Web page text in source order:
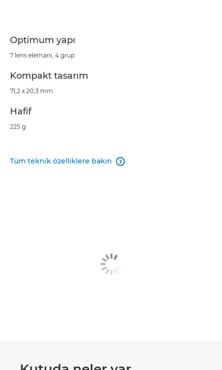
Optimum yapı
7 lens elemanı, 4 grup
Kompakt tasarım
71,2 x 20,3 mm
Hafif
225 g
Tüm teknik özelliklere bakın 